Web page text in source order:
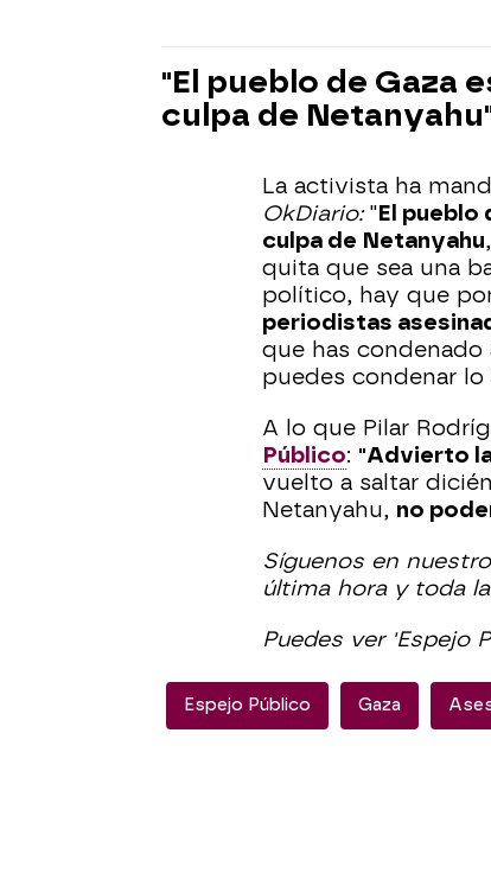
"El pueblo de Gaza
culpa de
La activista ha
OkDiario:"El pueblo
culpa de Netanyahu
quita que sea una
político, hay que
periodistas
que has condenado
puedes condenar lo
A lo que Pilar
Público: "Advierto
vuelto a saltar
Netanyahu, no
Síguenos en nuestro
última hora y toda
Puedes ver 'Espejo
Espejo Público Gaza